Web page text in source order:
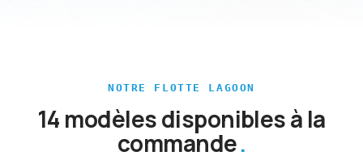
NOTRE FLOTTE LAGOON
14 modèles disponibles à la
commande